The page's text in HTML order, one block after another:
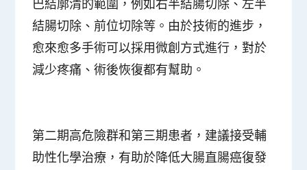
巴結廓清的範圍，例如右半結腸切除、左半
結腸切除、前位切除等。由於技術的進步，
愈來愈多手術可以採用微創方式進行，對於
減少疼痛、術後恢復都有幫助。
第二期高危險群和第三期患者，建議接受輔
助性化學治療，有助於降低大腸直腸癌復發